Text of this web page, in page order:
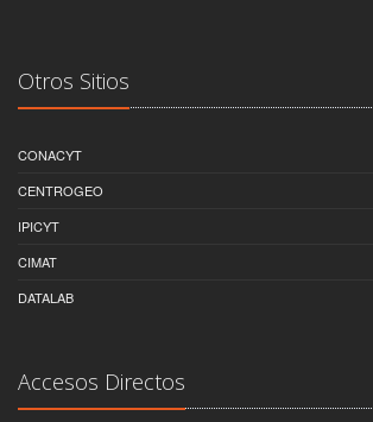
Otros Sitios
CONACYT
CENTROGEO
IPICYT
CIMAT
DATALAB
Accesos Directos